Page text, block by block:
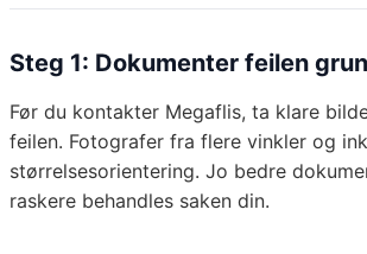
Steg 1: Dokumenter feilen
Før du kontakter Megaflis, ta klare
feilen. Fotografer fra flere vinkler og
størrelsesorientering. Jo bedre
raskere behandles saken din.